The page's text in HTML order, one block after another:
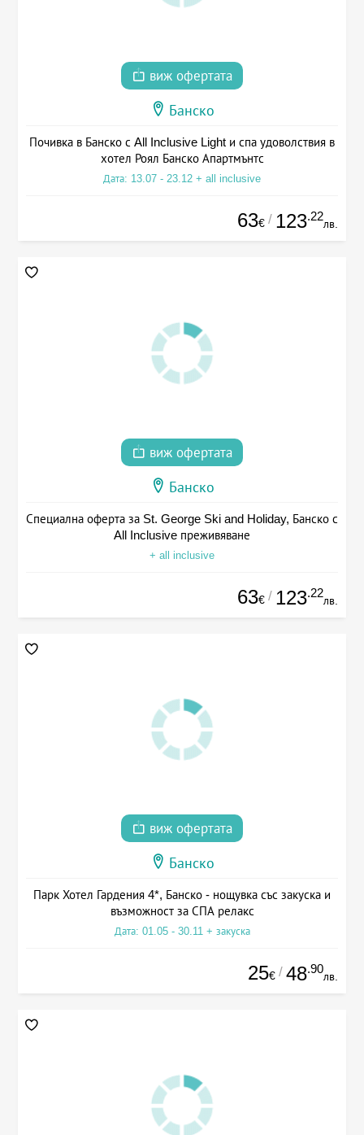
виж офертата
Банско
Почивка в Банско с All Inclusive Light и спа удоволствия в
хотел Роял Банско Апартмънтс
Дата: 13.07 - 23.12 + all inclusive
63€ / 123.22
лв.
виж офертата
Банско
Специална оферта за St. George Ski and Holiday, Банско с
All Inclusive преживяване
+ all inclusive
63€ / 123.22
лв.
виж офертата
Банско
Парк Хотел Гардения 4*, Банско - нощувка със закуска и
възможност за СПА релакс
Дата: 01.05 - 30.11 + закуска
25€ / 48.90
лв.